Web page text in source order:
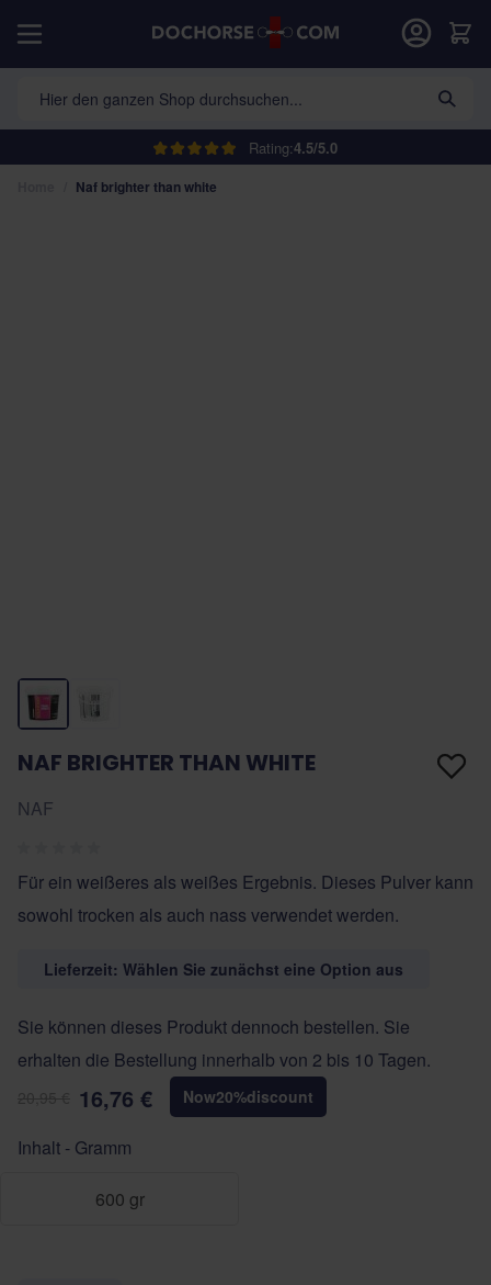
Rating:4.5/5.0
Hier den ganzen Shop durchsuchen...
Naf brighter than white
NAF BRIGHTER THAN WHITE
NAF
Für ein weißeres als weißes Ergebnis. Dieses Pulver kann
sowohl trocken als auch nass verwendet werden.
Lieferzeit: Wählen Sie zunächst eine Option aus
Sie können dieses Produkt dennoch bestellen. Sie
erhalten die Bestellung innerhalb von 2 bis 10 Tagen.
16,76 € Now20%discount
Inhalt - Gramm
600 gr